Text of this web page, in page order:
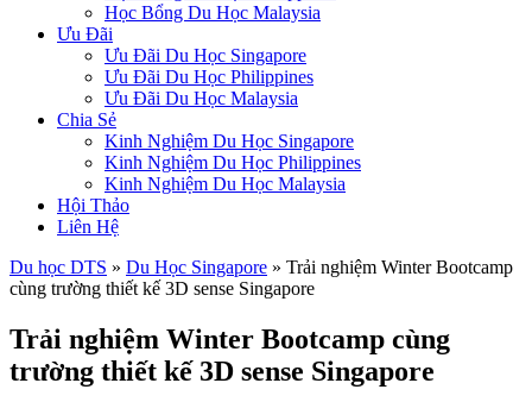
Học Bổng Du Học Malaysia
Ưu Đãi
Ưu Đãi Du Học Singapore
Ưu Đãi Du Học Philippines
Ưu Đãi Du Học Malaysia
Chia Sẻ
Kinh Nghiệm Du Học Singapore
Kinh Nghiệm Du Học Philippines
Kinh Nghiệm Du Học Malaysia
Hội Thảo
Liên Hệ
Du học DTS » Du Học Singapore » Trải nghiệm Winter Bootcamp
cùng trường thiết kế 3D sense Singapore
Trải nghiệm Winter Bootcamp cùng
trường thiết kế 3D sense Singapore